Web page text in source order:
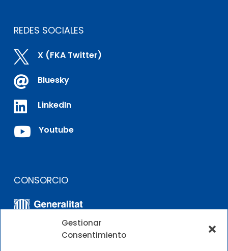
Gestionar
Consentimiento
REDES SOCIALES
 X (FKA Twitter)
 Bluesky
 LinkedIn
 Youtube
CONSORCIO